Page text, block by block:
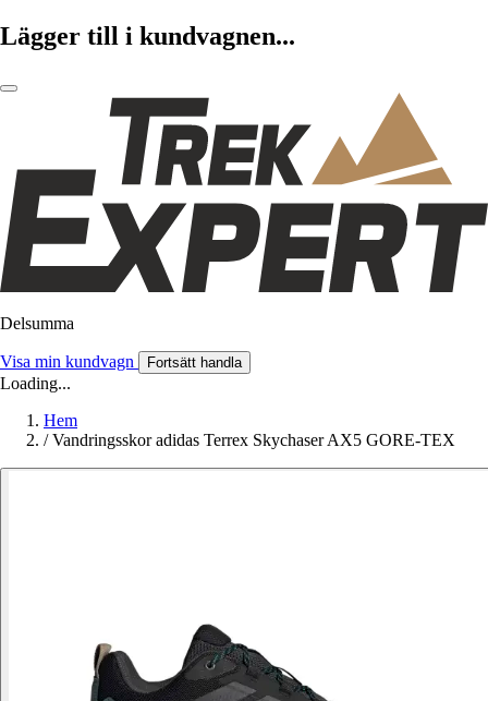
Lägger till i kundvagnen...
Delsumma
Visa min kundvagn Fortsätt handla
Loading...
Hem
/ Vandringsskor adidas Terrex Skychaser AX5 GORE-TEX